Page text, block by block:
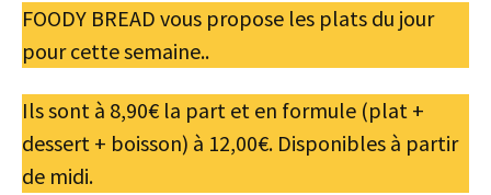
FOODY BREAD vous propose les plats du jour
pour cette semaine..
Ils sont à 8,90€ la part et en formule (plat +
dessert + boisson) à 12,00€. Disponibles à partir
de midi.